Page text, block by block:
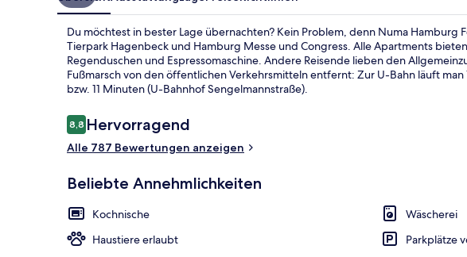
Du möchtest in bester Lage übernachten? Kein Problem, denn Numa Hamburg
Tierpark Hagenbeck und Hamburg Messe und Congress. Alle Apartments
Regenduschen und Espressomaschine. Andere Reisende lieben den
Fußmarsch von den öffentlichen Verkehrsmitteln entfernt: Zur U-Bahn läuft man
bzw. 11 Minuten (U-Bahnhof Sengelmannstraße).
Bewertungen
8,88,8 von 10.
Hervorragend
Alle 787 Bewertungen anzeigen
Beliebte Annehmlichkeiten
Kochnische
Wäscherei
Haustiere erlaubt
Parkplätze